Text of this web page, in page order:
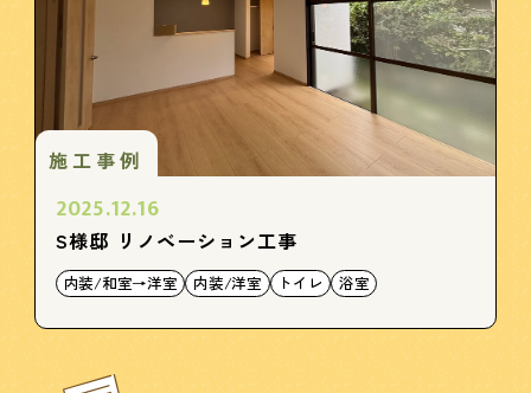
施工事例
2025.12.16
S様邸 リノベーション工事
内装/和室→洋室 内装/洋室 トイレ 浴室